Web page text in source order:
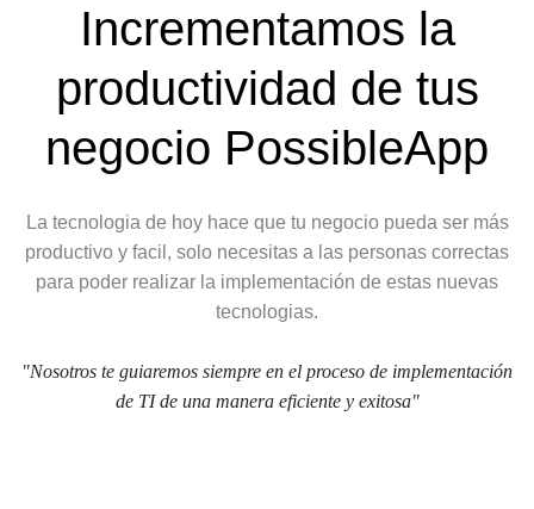
Incrementamos la
productividad de tus
negocio PossibleApp
La tecnologia de hoy hace que tu negocio pueda ser más
productivo y facil, solo necesitas a las personas correctas
para poder realizar la implementación de estas nuevas
tecnologias.
"Nosotros te guiaremos siempre en el proceso de implementación
de TI de una manera eficiente y exitosa"